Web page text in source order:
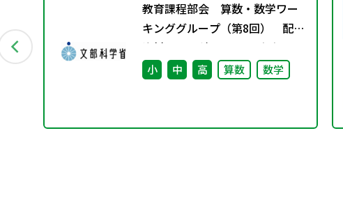
教育課程部会 算数・数学ワー
キンググループ（第8回） 配付
資料 ※理科ワーキンググルー
プ（第7回）と合同開催
小 中 高 算数 数学